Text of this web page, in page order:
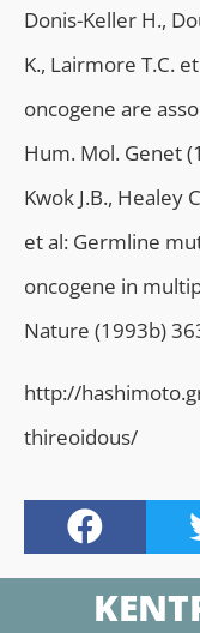
Donis-Keller H.,
K., Lairmore T.C.
oncogene are
Hum. Mol. Genet
Kwok J.B., Healey
et al: Germline
oncogene in
Nature (1993b)
http://
thireoidous/